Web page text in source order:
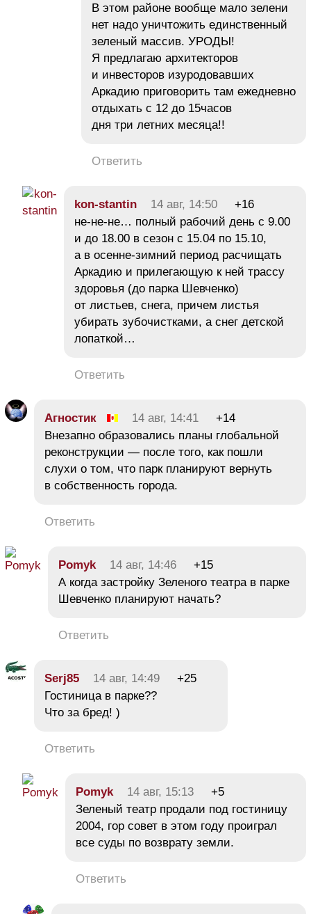
В этом районе вообще мало зелени
нет надо уничтожить единственный
зеленый массив. УРОДЫ!
Я предлагаю архитекторов
и инвесторов изуродовавших
Аркадию приговорить там ежедневно
отдыхать с 12 до 15часов
дня три летних месяца!!
Ответить
kon-stantin 14 авг, 14:50
+16
не-не-не… полный рабочий день с 9.00
и до 18.00 в сезон с 15.04 по 15.10,
а в осенне-зимний период расчищать
Аркадию и прилегающую к ней трассу
здоровья (до парка Шевченко)
от листьев, снега, причем листья
убирать зубочистками, а снег детской
лопаткой…
Ответить
Агностик 14 авг, 14:41
+14
Внезапно образовались планы глобальной
реконструкции — после того, как пошли
слухи о том, что парк планируют вернуть
в собственность города.
Ответить
Pomyk 14 авг, 14:46
+15
А когда застройку Зеленого театра в парке
Шевченко планируют начать?
Ответить
Serj85 14 авг, 14:49
+25
Гостиница в парке??
Что за бред! )
Ответить
Pomyk 14 авг, 15:13
+5
Зеленый театр продали под гостиницу
2004, гор совет в этом году проиграл
все суды по возврату земли.
Ответить